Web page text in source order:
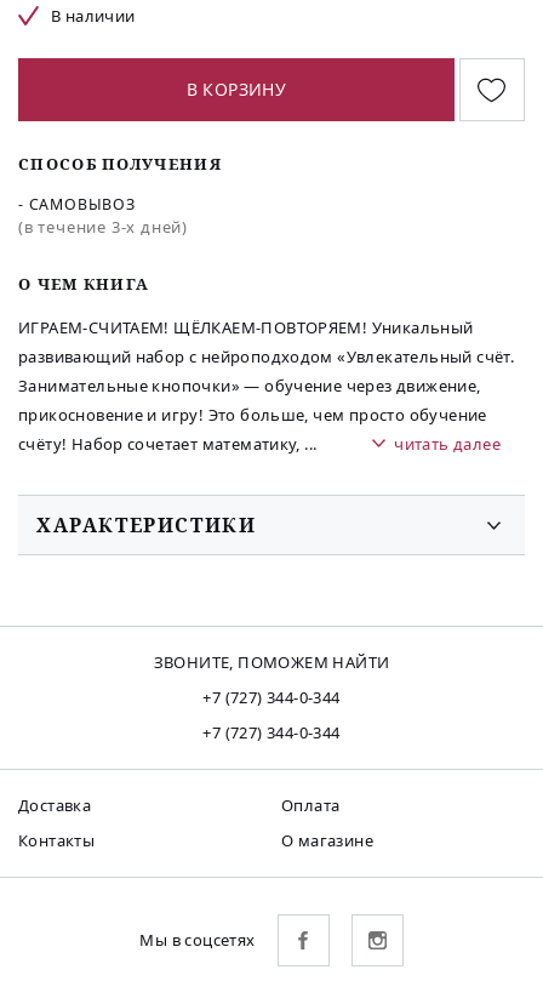
O ЧЕМ КНИГА
ИГРАЕМ-СЧИТАЕМ! ЩЁЛКАЕМ-ПОВТОРЯЕМ! Уникальный
развивающий набор с нейроподходом «Увлекательный счёт.
Занимательные кнопочки» — обучение через движение,
прикосновение и игру! Это больше, чем просто обучение
счёту! Набор сочетает математику, ... читать далее
В наличии
В КОРЗИНУ
СПОСОБ ПОЛУЧЕНИЯ
- САМОВЫВОЗ
(в течение 3-х дней)
ХАРАКТЕРИСТИКИ
ЗВОНИТЕ, ПОМОЖЕМ НАЙТИ
+7 (727) 344-0-344
+7 (727) 344-0-344
Доставка
Оплата
Контакты
О магазине
Мы в соцсетях